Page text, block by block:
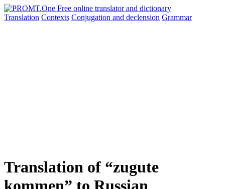
Translation Contexts Conjugation and declension Grammar
Translation of “zugute